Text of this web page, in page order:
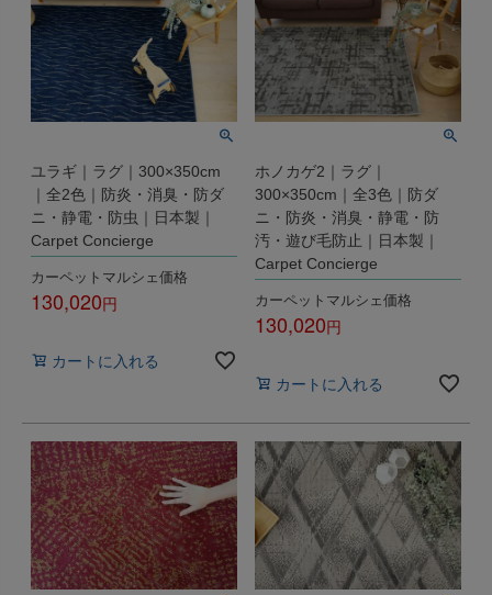
ユラギ｜ラグ｜300×350cm
｜全2色｜防炎・消臭・防ダ
ニ・静電・防虫｜日本製｜
Carpet Concierge
カーペットマルシェ価格
130,020
カートに入れる
ホノカゲ2｜ラグ｜
300×350cm｜全3色｜防ダ
ニ・防炎・消臭・静電・防
汚・遊び毛防止｜日本製｜
Carpet Concierge
カーペットマルシェ価格
130,020
カートに入れる